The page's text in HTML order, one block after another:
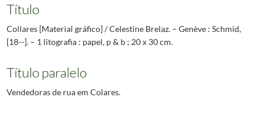
Título
Collares [Material gráfico] / Celestine Brelaz. – Genève : Schmid,
[18--]. – 1 litografia : papel, p & b ; 20 x 30 cm.
Título paralelo
Vendedoras de rua em Colares.